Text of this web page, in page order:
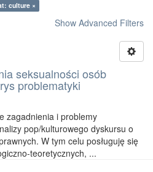
culture ×
Show Advanced Filters
seksualności osób
problematyki
zagadnienia i problemy
pop/kulturowego dyskursu o
W tym celu posługuję się
teoretycznych, ...